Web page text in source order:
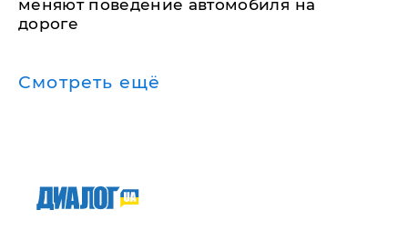
меняют поведение автомобиля на
дороге
Смотреть ещё